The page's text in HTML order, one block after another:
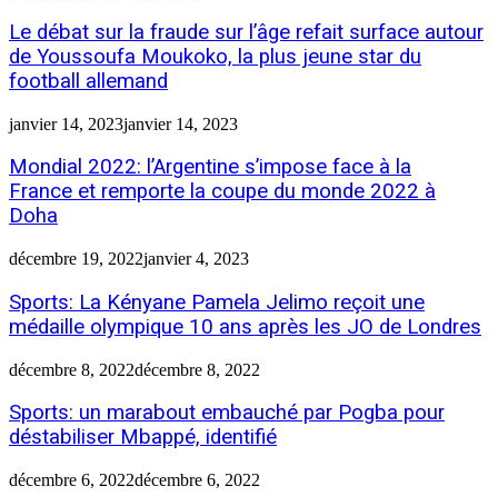
Le débat sur la fraude sur l’âge refait surface autour
de Youssoufa Moukoko, la plus jeune star du
football allemand
janvier 14, 2023janvier 14, 2023
Mondial 2022: l’Argentine s’impose face à la
France et remporte la coupe du monde 2022 à
Doha
décembre 19, 2022janvier 4, 2023
Sports: La Kényane Pamela Jelimo reçoit une
médaille olympique 10 ans après les JO de Londres
décembre 8, 2022décembre 8, 2022
Sports: un marabout embauché par Pogba pour
déstabiliser Mbappé, identifié
décembre 6, 2022décembre 6, 2022